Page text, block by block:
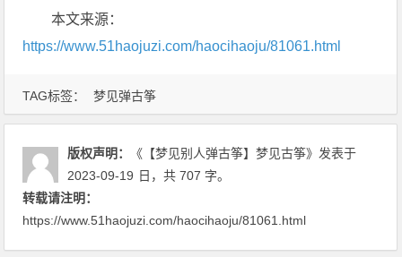
TAG标签： 梦见弹古筝
本文来源：
https://www.51haojuzi.com/haocihaoju/81061.html
版权声明： 《【梦见别人弹古筝】梦见古筝》 发表于
2023-09-19 日 ，共 707 字。
转载请注明：
https://www.51haojuzi.com/haocihaoju/81061.html